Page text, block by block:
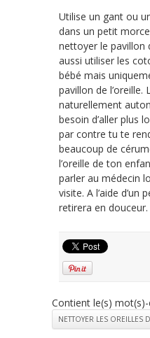
Utilise un gant ou
dans un petit
nettoyer le pavillon
aussi utiliser les
bébé mais
pavillon de l’oreille.
naturellement
besoin d’aller plus
par contre tu te
beaucoup de
l’oreille de ton
parler au médecin
visite. A l’aide d’un
retirera en douceur.
Contient le(s) mot(s)-
NETTOYER LES OREILLES